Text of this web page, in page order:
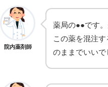
院内薬剤師
薬局の●●です
この薬を混注
のままでいいで